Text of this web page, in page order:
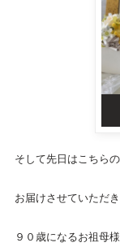
そして先日はこちら
お届けさせていただ
９０歳になるお祖母